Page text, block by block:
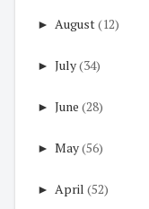
► August(12)
► July(34)
► June (28)
► May(56)
► April (52)